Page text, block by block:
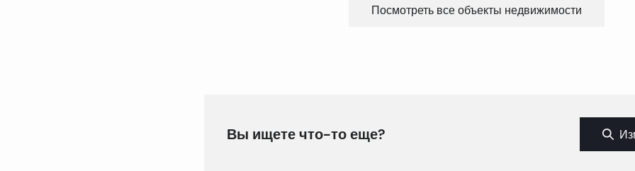
Посмотреть все объекты недвижимости
Вы ищете что-то еще?